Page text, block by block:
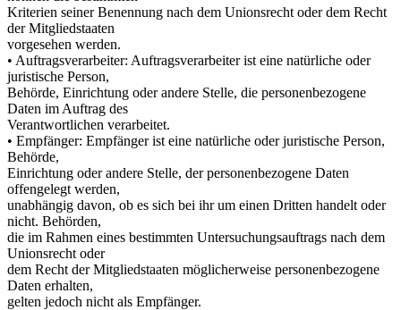
Kriterien seiner Benennung nach dem Unionsrecht oder dem Recht
der Mitgliedstaaten
vorgesehen werden.
• Auftragsverarbeiter: Auftragsverarbeiter ist eine natürliche oder
juristische Person,
Behörde, Einrichtung oder andere Stelle, die personenbezogene
Daten im Auftrag des
Verantwortlichen verarbeitet.
• Empfänger: Empfänger ist eine natürliche oder juristische Person,
Behörde,
Einrichtung oder andere Stelle, der personenbezogene Daten
offengelegt werden,
unabhängig davon, ob es sich bei ihr um einen Dritten handelt oder
nicht. Behörden,
die im Rahmen eines bestimmten Untersuchungsauftrags nach dem
Unionsrecht oder
dem Recht der Mitgliedstaaten möglicherweise personenbezogene
Daten erhalten,
gelten jedoch nicht als Empfänger.